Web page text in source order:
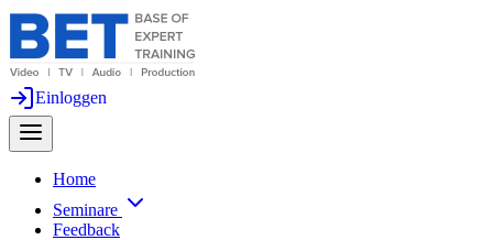
Einloggen
Home
Seminare
Feedback